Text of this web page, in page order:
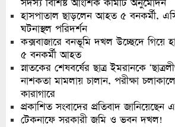
সদস্য বিশিষ্ট আংশিক কমিটি অনুমোদন
হাসপাতাল ছাড়লেন আহত ৫ বনকর্মী,
ঘটনাস্থল পরিদর্শন
কক্সবাজারে বনভূমি দখল উচ্ছেদে গিয়ে
৫ বনকর্মী আহত
স্নাতকের শেষবর্ষের ছাত্র ইমরানকে
নাশকতা মামলায় চালান, পরীক্ষা
কারাগারে
প্রকাশিত সংবাদের প্রতিবাদ
টেকনাফে সরকারী জমি ও ভবন দখল!